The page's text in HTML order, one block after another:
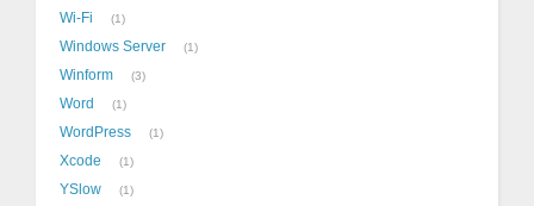
Wi-Fi 1
Windows Server 1
Winform 3
Word 1
WordPress 1
Xcode 1
YSlow 1